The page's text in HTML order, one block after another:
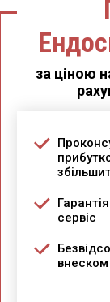
за ціною
сервіс
внеском